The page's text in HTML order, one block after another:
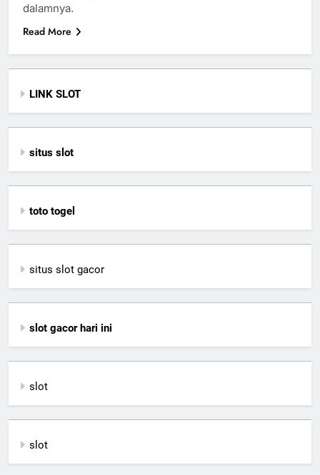
dalamnya.
Read More
LINK SLOT
situs slot
toto togel
situs slot gacor
slot gacor hari ini
slot
slot